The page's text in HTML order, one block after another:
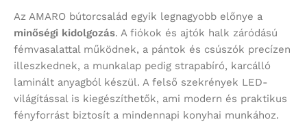
Az AMARO bútorcsalád egyik legnagyobb előnye a
minőségi kidolgozás. A fiókok és ajtók halk záródású
fémvasalattal működnek, a pántok és csúszók precízen
illeszkednek, a munkalap pedig strapabíró, karcálló
laminált anyagból készül. A felső szekrények LED-
világítással is kiegészíthetők, ami modern és praktikus
fényforrást biztosít a mindennapi konyhai munkához.